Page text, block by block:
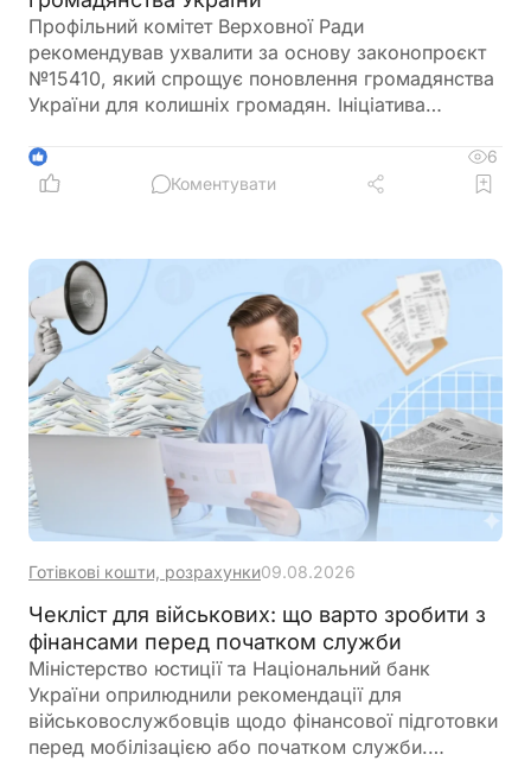
Профільний комітет Верховної Ради
рекомендував ухвалити за основу законопроєкт
№15410, який спрощує поновлення громадянства
України для колишніх громадян. Ініціатива
іспитів з української мови, історії України та
Конституції для цієї категорії заявників
1
6
Коментувати
Готівкові кошти, розрахунки09.08.2026
Чекліст для військових: що варто зробити з
фінансами перед початком служби
Міністерство юстиції та Національний банк
України оприлюднили рекомендації для
військовослужбовців щодо фінансової підготовки
перед мобілізацією або початком служби.